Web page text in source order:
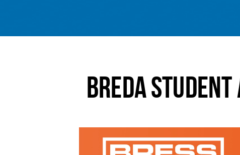
BREDA STUDENT